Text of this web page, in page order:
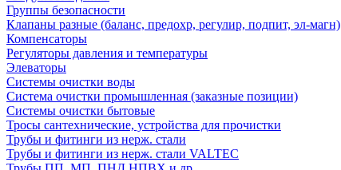
Группы безопасности
Клапаны разные (баланс, предохр, регулир, подпит, эл-магн)
Компенсаторы
Регуляторы давления и температуры
Элеваторы
Системы очистки воды
Система очистки промышленная (заказные позиции)
Системы очистки бытовые
Тросы сантехнические, устройства для прочистки
Трубы и фитинги из нерж. стали
Трубы и фитинги из нерж. стали VALTEC